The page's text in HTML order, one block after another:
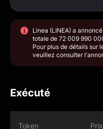
Linea (LINEA) a
totale de 72 009 990
Pour plus de détails sur
veuillez consulter
Exécuté
Token